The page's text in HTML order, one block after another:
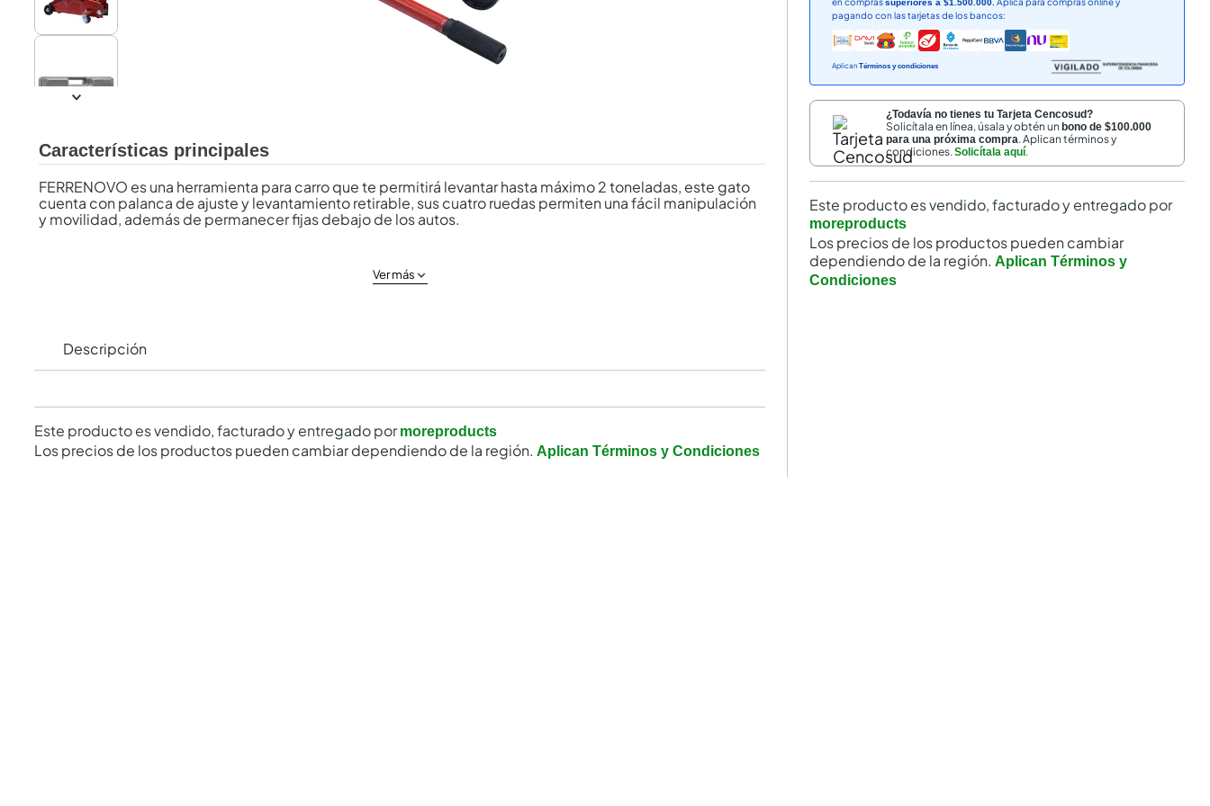
Características principales
FERRENOVO es una herramienta para carro que te permitirá levantar hasta máximo 2 toneladas, este gato
cuenta con palanca de ajuste y levantamiento retirable, sus cuatro ruedas permiten una fácil manipulación
y movilidad, además de permanecer fijas debajo de los autos.
Ver más
Descripción
Este producto es vendido, facturado y entregado por moreproducts
Los precios de los productos pueden cambiar dependiendo de la región. Aplican Términos y Condiciones
superiores a $1.500.000.
pagando con las tarjetas de los bancos:
Aplican Términos y condiciones
¿Todavía no tienes tu Tarjeta Cencosud?
Solicítala en línea, úsala y obtén unbono de $100.000
para una próxima compra. Aplican términos y
condiciones.Solicítala aquí.
Este producto es vendido, facturado y entregado por
moreproducts
Los precios de los productos pueden cambiar
dependiendo de la región. Aplican Términos y
Condiciones